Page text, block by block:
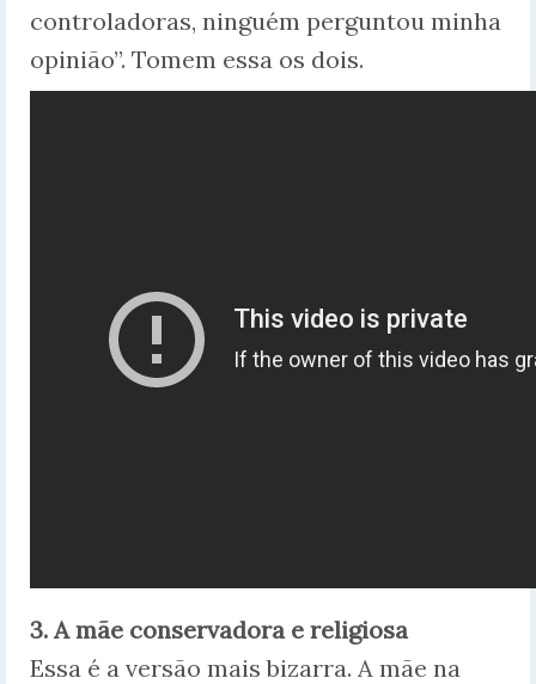
controladoras, ninguém perguntou minha
opinião”. Tomem essa os dois.
3. A mãe conservadora e religiosa
Essa é a versão mais bizarra. A mãe na